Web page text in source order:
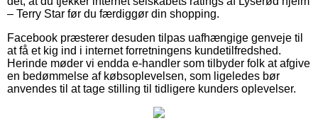
– Terry Star før du færdiggør din shopping.
Facebook præsterer desuden tilpas uafhængige genveje til
at få et kig ind i internet forretningens kundetilfredshed.
Herinde møder vi endda e-handler som tilbyder folk at afgive
en bedømmelse af købsoplevelsen, som ligeledes bør
anvendes til at tage stilling til tidligere kunders oplevelser.